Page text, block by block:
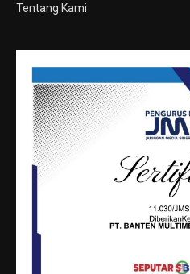
Tentang Kami